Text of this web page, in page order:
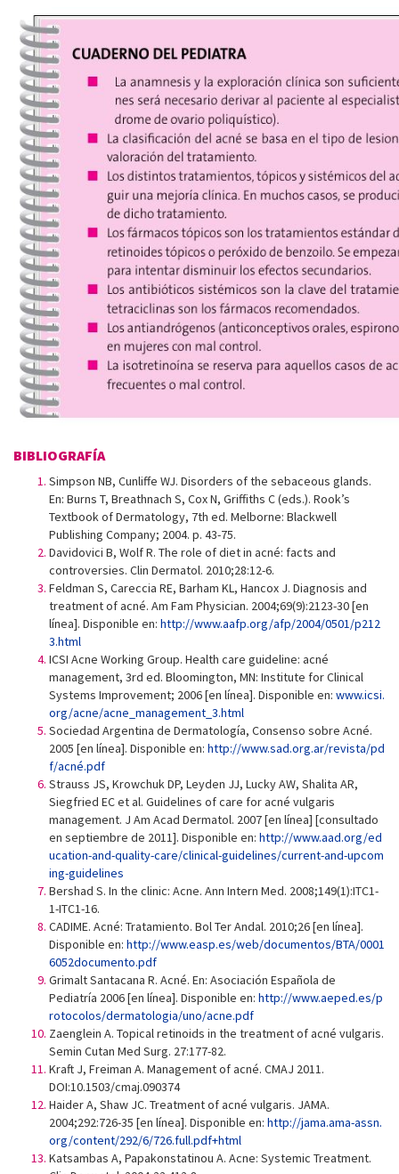
BIBLIOGRAFÍA
Simpson NB, Cunliffe WJ. Disorders of the sebaceous glands.
En: Burns T, Breathnach S, Cox N, Griffiths C (eds.). Rook’s
Textbook of Dermatology, 7th ed. Melborne: Blackwell
Publishing Company; 2004. p. 43-75.
Davidovici B, Wolf R. The role of diet in acné: facts and
controversies. Clin Dermatol. 2010;28:12-6.
Feldman S, Careccia RE, Barham KL, Hancox J. Diagnosis and
treatment of acné. Am Fam Physician. 2004;69(9):2123-30 [en
línea]. Disponible en: http://www.aafp.org/afp/2004/0501/p212
3.html
ICSI Acne Working Group. Health care guideline: acné
management, 3rd ed. Bloomington, MN: Institute for Clinical
Systems Improvement; 2006 [en línea]. Disponible en: www.icsi.
org/acne/acne_management_3.html
Sociedad Argentina de Dermatología, Consenso sobre Acné.
2005 [en línea]. Disponible en: http://www.sad.org.ar/revista/pd
f/acné.pdf
Strauss JS, Krowchuk DP, Leyden JJ, Lucky AW, Shalita AR,
Siegfried EC et al. Guidelines of care for acné vulgaris
management. J Am Acad Dermatol. 2007 [en línea] [consultado
en septiembre de 2011]. Disponible en: http://www.aad.org/ed
ucation-and-quality-care/clinical-guidelines/current-and-upcom
ing-guidelines
Bershad S. In the clinic: Acne. Ann Intern Med. 2008;149(1):ITC1-
1-ITC1-16.
CADIME. Acné: Tratamiento. Bol Ter Andal. 2010;26 [en línea].
Disponible en: http://www.easp.es/web/documentos/BTA/0001
6052documento.pdf
Grimalt Santacana R. Acné. En: Asociación Española de
Pediatría 2006 [en línea]. Disponible en: http://www.aeped.es/p
rotocolos/dermatologia/uno/acne.pdf
Zaenglein A. Topical retinoids in the treatment of acné vulgaris.
Semin Cutan Med Surg. 27:177-82.
Kraft J, Freiman A. Management of acné. CMAJ 2011.
DOI:10.1503/cmaj.090374
Haider A, Shaw JC. Treatment of acné vulgaris. JAMA.
2004;292:726-35 [en línea]. Disponible en: http://jama.ama-assn.
org/content/292/6/726.full.pdf+html
Katsambas A, Papakonstatinou A. Acne: Systemic Treatment.